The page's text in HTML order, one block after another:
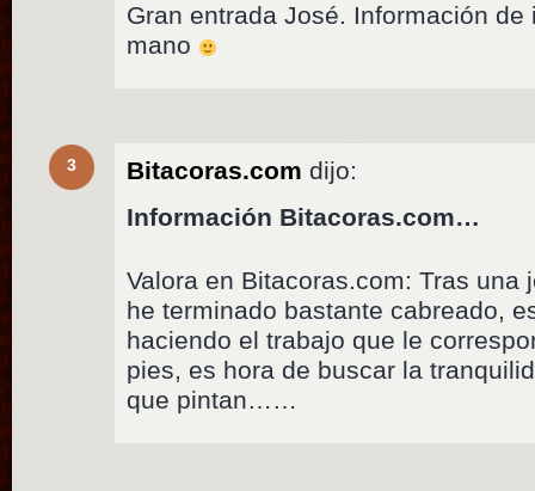
Gran entrada José. Información
mano
3 Bitacoras.com dijo:
Información Bitacoras.com…
Valora en Bitacoras.com: Tras una
he terminado bastante cabreado,
haciendo el trabajo que le
pies, es hora de buscar la
que pintan……